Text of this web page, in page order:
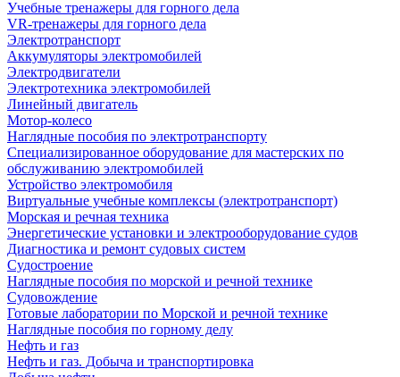
Учебные тренажеры для горного дела
VR-тренажеры для горного дела
Электротранспорт
Аккумуляторы электромобилей
Электродвигатели
Электротехника электромобилей
Линейный двигатель
Мотор-колесо
Наглядные пособия по электротранспорту
Специализированное оборудование для мастерских по
обслуживанию электромобилей
Устройство электромобиля
Виртуальные учебные комплексы (электротранспорт)
Морская и речная техника
Энергетические установки и электрооборудование судов
Диагностика и ремонт судовых систем
Судостроение
Наглядные пособия по морской и речной технике
Судовождение
Готовые лаборатории по Морской и речной технике
Наглядные пособия по горному делу
Нефть и газ
Нефть и газ. Добыча и транспортировка